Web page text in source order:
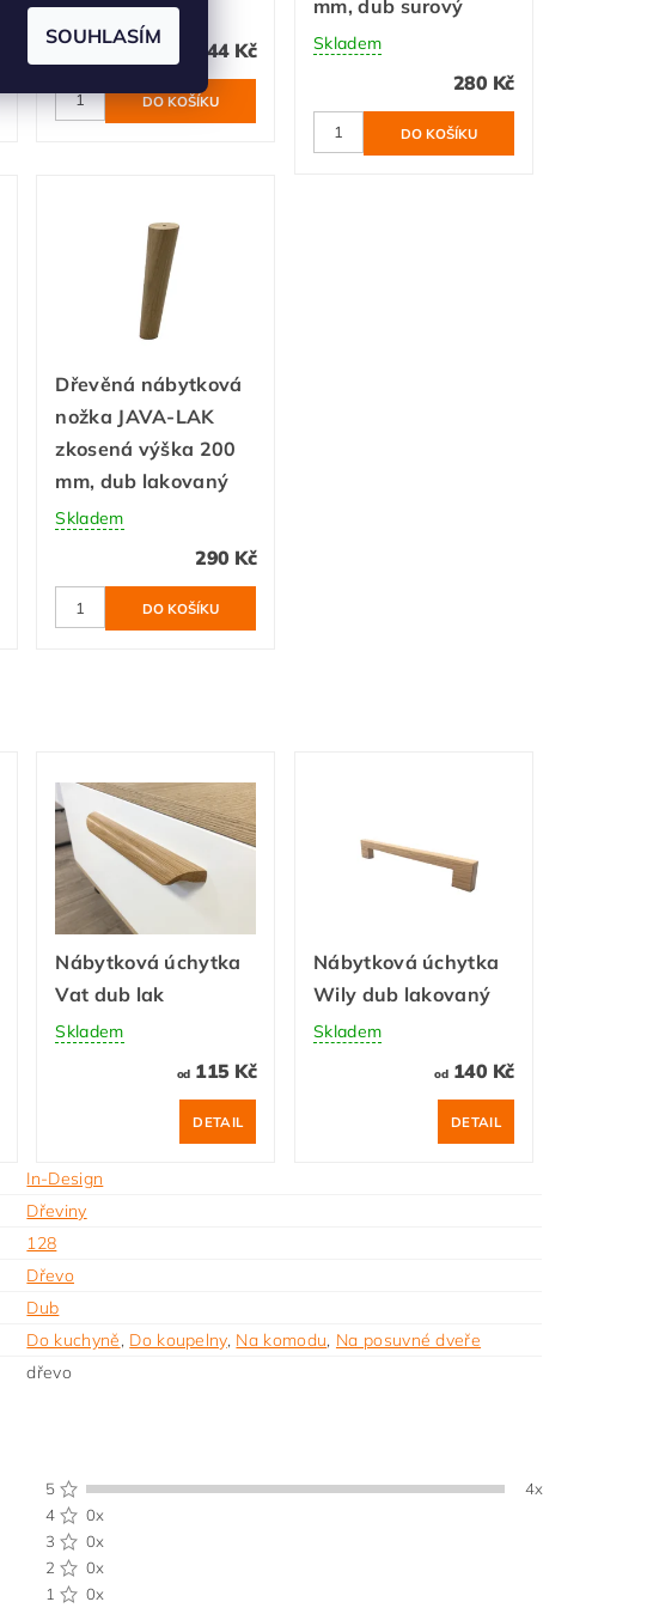
Skladem
44 Kč
mm, dub surový
Skladem
280 Kč
Dřevěná nábytková
nožka JAVA-LAK
zkosená výška 200
mm, dub lakovaný
Skladem
290 Kč
Nábytková úchytka
Vat dub lak
Skladem
od115 Kč
DETAIL
Nábytková úchytka
Wily dub lakovaný
Skladem
od140 Kč
DETAIL
In-Design
Dřeviny
128
Dřevo
Dub
Do kuchyně, Do koupelny, Na komodu, Na posuvné dveře
dřevo
5
4x
4
0x
3
0x
2
0x
1
0x
SOUHLASÍM